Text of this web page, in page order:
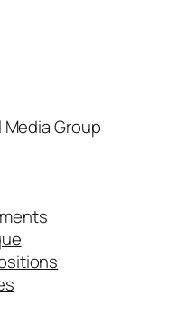
Group